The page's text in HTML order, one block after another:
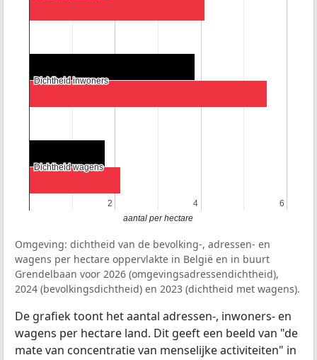
2
2 4
4 6
6
Dichtheid inwoners
Dichtheid inwoners
Dichtheid wagens
Dichtheid wagens
aantal per hectare
Omgeving: dichtheid van de bevolking-, adressen- en
wagens per hectare oppervlakte in België en in buurt
Grendelbaan voor 2026 (omgevingsadressendichtheid),
2024 (bevolkingsdichtheid) en 2023 (dichtheid met wagens).
De grafiek toont het aantal adressen-, inwoners- en
wagens per hectare land. Dit geeft een beeld van "de
mate van concentratie van menselijke activiteiten" in